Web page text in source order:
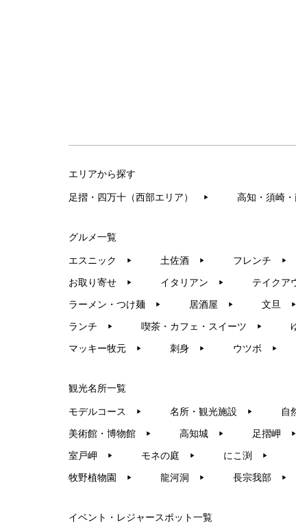
エリアから探す
足摺・四万十（西部エリア） ▶︎ 高知・須崎・
グルメ一覧
エスニック ▶︎ 土佐酒 ▶︎ フレンチ ▶︎
お取り寄せ ▶︎ イタリアン ▶︎ テイクア
ラーメン・つけ麺 ▶︎ 居酒屋 ▶︎ 文旦 ▶︎
ランチ ▶︎ 喫茶・カフェ・スイーツ ▶︎
マッキー牧元 ▶︎ 刺身 ▶︎ ウツボ ▶︎
観光名所一覧
モデルコース ▶︎ 名所・観光施設 ▶︎ 自
美術館・博物館 ▶︎ 高知城 ▶︎ 足摺岬 ▶︎
室戸岬 ▶︎ モネの庭 ▶︎ にこ渕 ▶︎
牧野植物園 ▶︎ 龍河洞 ▶︎ 長宗我部 ▶︎
イベント・レジャースポット一覧